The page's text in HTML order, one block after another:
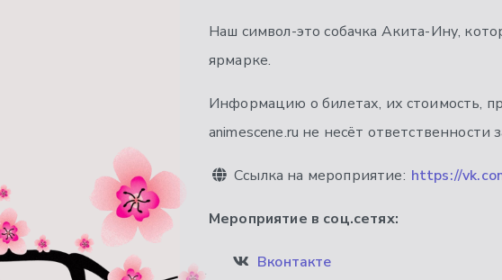
Наш символ-это собачка Акита-Ину,
ярмарке.
Информацию о билетах, их стоимость,
animescene.ru не несёт
Ссылка на мероприятие: https://
Мероприятие в соц.сетях:
Вконтакте